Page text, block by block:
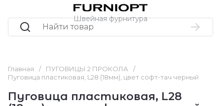
Швейная фурнитура
Главная / ПУГОВИЦЫ 2 ПРОКОЛА
/
Пуговица пластиковая, L28 (18мм), цвет софт-тач черный
Пуговица пластиковая, L28